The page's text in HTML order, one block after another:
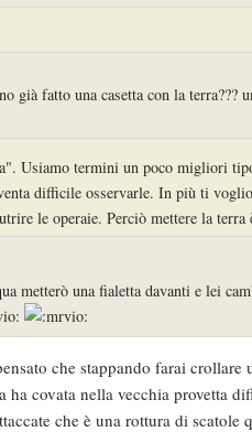
già fatto una casetta con la
Usiamo termini un poco migliori
difficile osservarle. In più ti
le operaie. Perciò mettere la terra
metterò una fialetta davanti e lei
che stappando farai
ha covata nella vecchia provetta
che è una rottura di